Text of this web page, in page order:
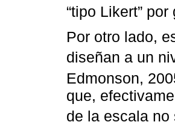
“tipo Likert”
Por otro lado,
diseñan a un
Edmonson,
que,
de la escala no